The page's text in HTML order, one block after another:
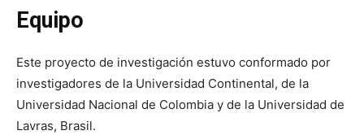
Equipo
Este proyecto de investigación estuvo conformado por
investigadores de la Universidad Continental, de la
Universidad Nacional de Colombia y de la Universidad de
Lavras, Brasil.